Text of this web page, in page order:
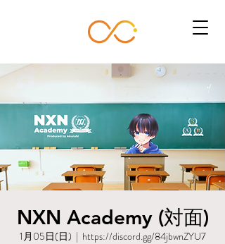
NXN Academy (対面)
1月05日(日)
  |
https://discord.gg/84jbwnZYU7